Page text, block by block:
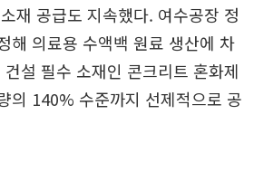
재 공급도 지속했다. 여수공장 정
해 의료용 수액백 원료 생산에 차
설 필수 소재인 콘크리트 혼화제
의 140% 수준까지 선제적으로 공